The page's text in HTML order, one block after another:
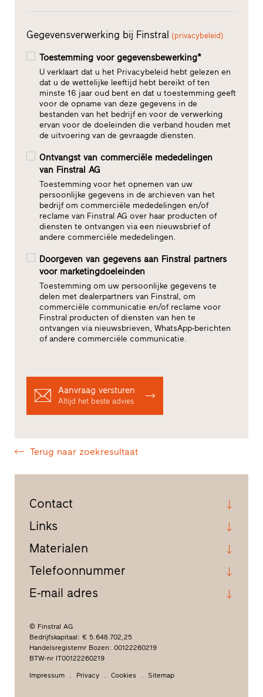
Gegevensverwerking bij Finstral (privacybeleid)
Toestemming voor gegevensbewerking*
U verklaart dat u het Privacybeleid hebt gelezen en
dat u de wettelijke leeftijd hebt bereikt of ten
minste 16 jaar oud bent en dat u toestemming geeft
voor de opname van deze gegevens in de
bestanden van het bedrijf en voor de verwerking
ervan voor de doeleinden die verband houden met
de uitvoering van de gevraagde diensten.
Ontvangst van commerciële mededelingen
van Finstral AG
Toestemming voor het opnemen van uw
persoonlijke gegevens in de archieven van het
bedrijf om commerciële mededelingen en/of
reclame van Finstral AG over haar producten of
diensten te ontvangen via een nieuwsbrief of
andere commerciële mededelingen.
Doorgeven van gegevens aan Finstral partners
voor marketingdoeleinden
Toestemming om uw persoonlijke gegevens te
delen met dealerpartners van Finstral, om
commerciële communicatie en/of reclame voor
Finstral producten of diensten van hen te
ontvangen via nieuwsbrieven, WhatsApp-berichten
of andere commerciële communicatie.
Aanvraag versturen
Altijd het beste advies
Terug naar zoekresultaat
Contact
Links
Materialen
Telefoonnummer
E-mail adres
© Finstral AG
Bedrijfskapitaal: € 5.648.702,25
Handelsregisternr Bozen: 00122260219
BTW-nr IT00122260219
Impressum Privacy Cookies Sitemap